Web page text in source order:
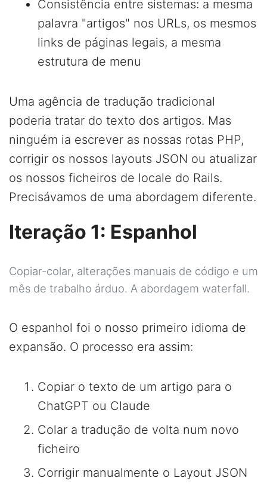
Consistência entre sistemas: a mesma
palavra "artigos" nos URLs, os mesmos
links de páginas legais, a mesma
estrutura de menu
Uma agência de tradução tradicional
poderia tratar do texto dos artigos. Mas
ninguém ia escrever as nossas rotas PHP,
corrigir os nossos layouts JSON ou atualizar
os nossos ficheiros de locale do Rails.
Precisávamos de uma abordagem diferente.
Iteração 1: Espanhol
Copiar-colar, alterações manuais de código e um
mês de trabalho árduo. A abordagem waterfall.
O espanhol foi o nosso primeiro idioma de
expansão. O processo era assim:
Copiar o texto de um artigo para o
ChatGPT ou Claude
Colar a tradução de volta num novo
ficheiro
Corrigir manualmente o Layout JSON